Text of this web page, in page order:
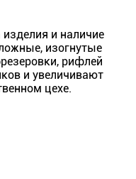
и наличие
изогнутые
рифлей
и увеличивают
цехе.